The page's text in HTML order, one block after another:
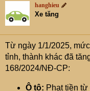
hanghieu
Xe tăng
Từ ngày 1/1/2025,
tỉnh, thành khác đã
168/2024/NĐ-CP:
Ô tô: Phạt tiền từ